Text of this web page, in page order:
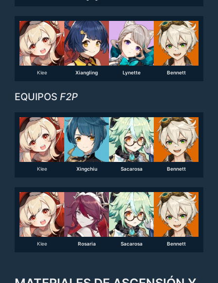
Klee Xiangling Lynette Bennett
EQUIPOS F2P
Klee Xingchiu Sacarosa Bennett
Klee Rosaria Sacarosa Bennett